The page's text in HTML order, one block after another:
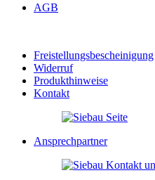
AGB
Freistellungsbescheinigung
Widerruf
Produkthinweise
Kontakt
Ansprechpartner